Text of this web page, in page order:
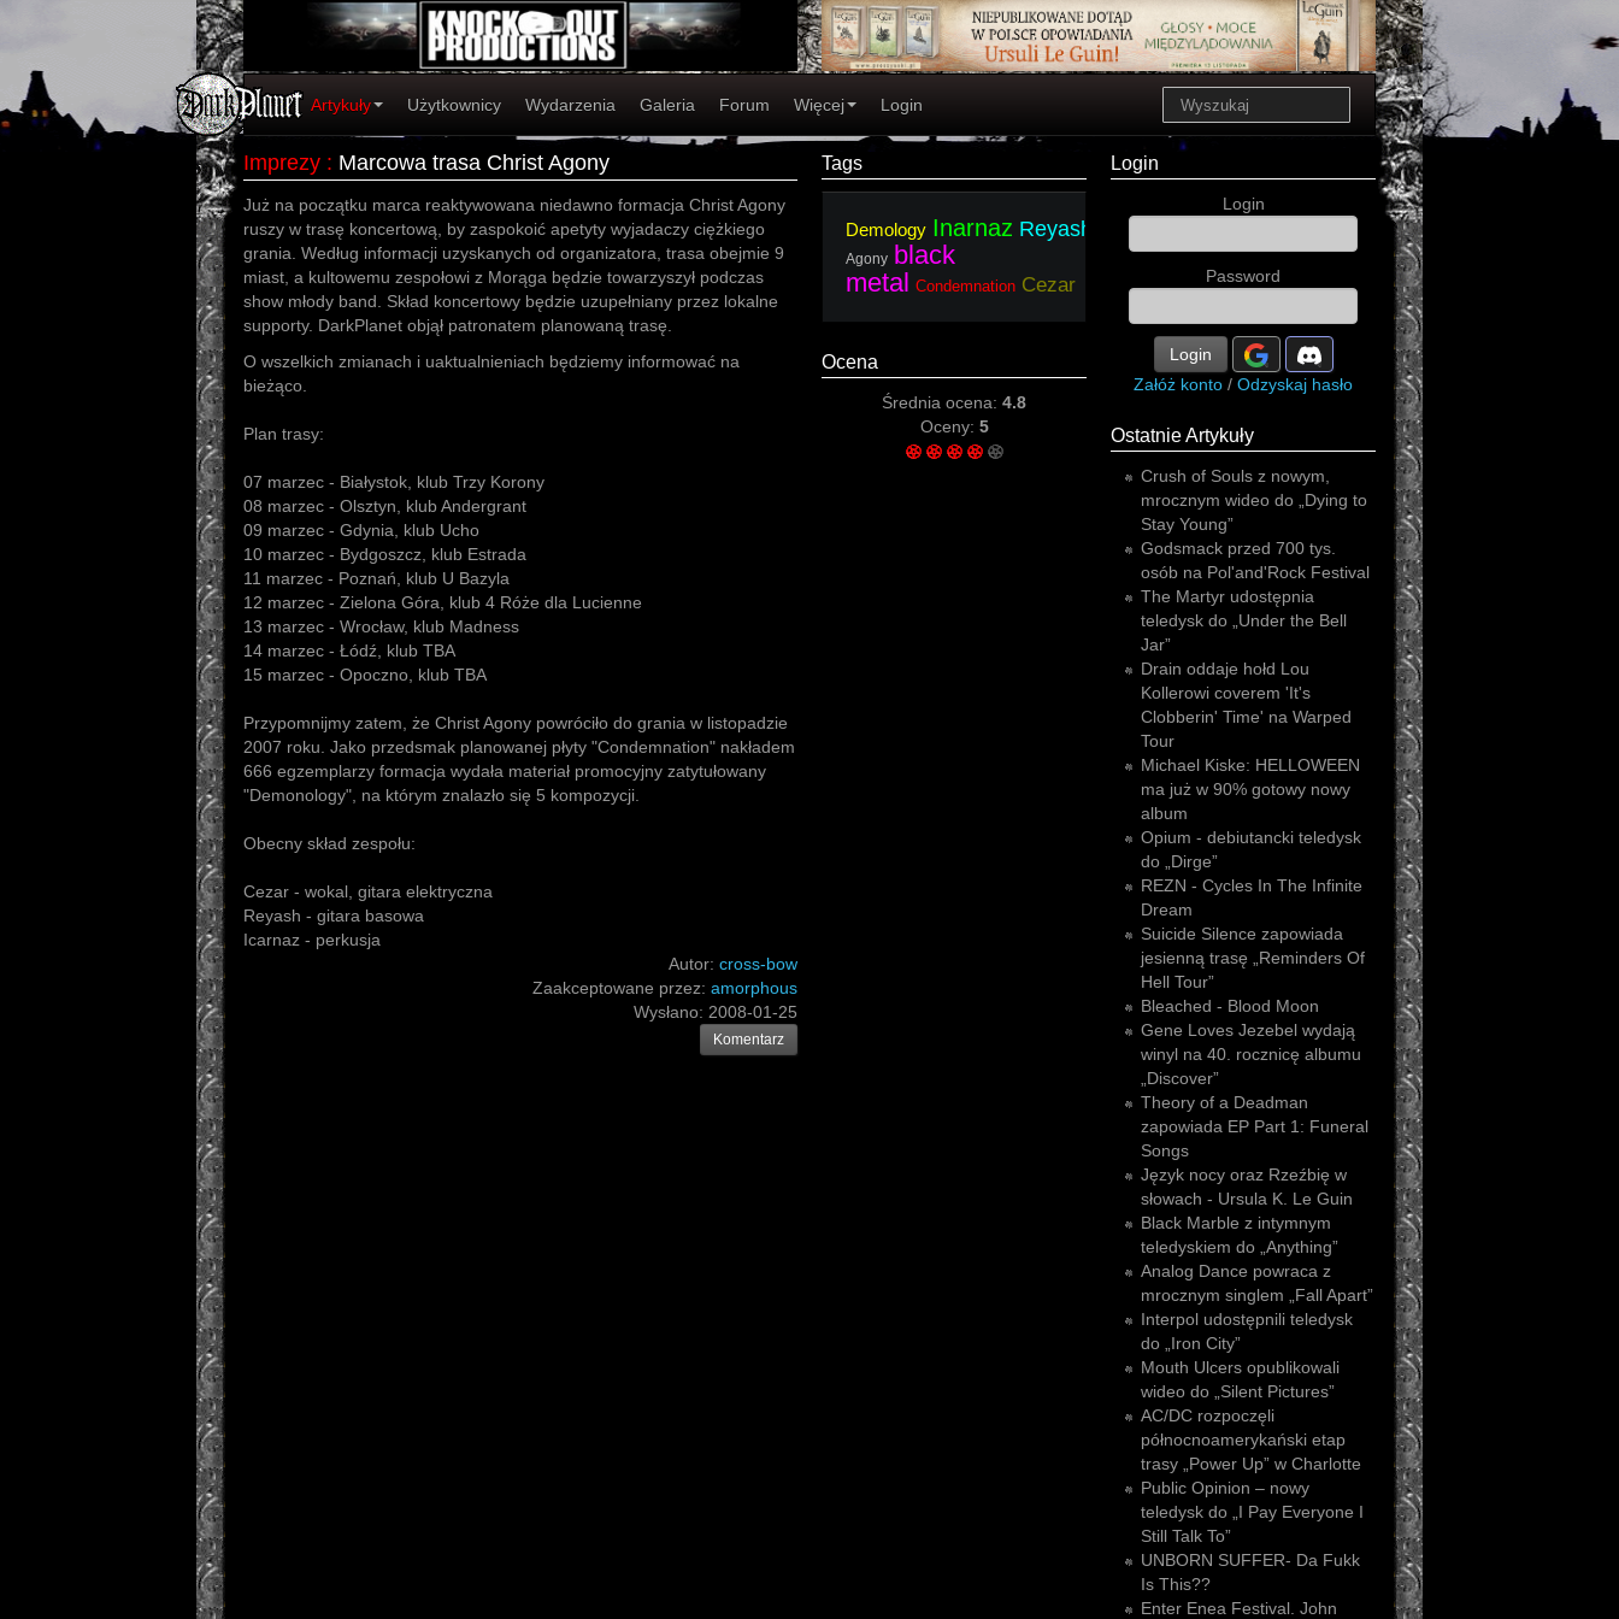
Artykuły Użytkownicy Wydarzenia Galeria Forum Więcej Login
Imprezy : Marcowa trasa Christ Agony
Już na początku marca reaktywowana niedawno formacja Christ Agony
ruszy w trasę koncertową, by zaspokoić apetyty wyjadaczy ciężkiego
grania. Według informacji uzyskanych od organizatora, trasa obejmie 9
miast, a kultowemu zespołowi z Morąga będzie towarzyszył podczas
show młody band. Skład koncertowy będzie uzupełniany przez lokalne
supporty. DarkPlanet objął patronatem planowaną trasę.
O wszelkich zmianach i uaktualnieniach będziemy informować na
bieżąco.
Plan trasy:
07 marzec - Białystok, klub Trzy Korony
08 marzec - Olsztyn, klub Andergrant
09 marzec - Gdynia, klub Ucho
10 marzec - Bydgoszcz, klub Estrada
11 marzec - Poznań, klub U Bazyla
12 marzec - Zielona Góra, klub 4 Róże dla Lucienne
13 marzec - Wrocław, klub Madness
14 marzec - Łódź, klub TBA
15 marzec - Opoczno, klub TBA
Przypomnijmy zatem, że Christ Agony powróciło do grania w listopadzie
2007 roku. Jako przedsmak planowanej płyty "Condemnation" nakładem
666 egzemplarzy formacja wydała materiał promocyjny zatytułowany
"Demonology", na którym znalazło się 5 kompozycji.
Obecny skład zespołu:
Cezar - wokal, gitara elektryczna
Reyash - gitara basowa
Icarnaz - perkusja
Autor: cross-bow
Zaakceptowane przez: amorphous
Wysłano: 2008-01-25
Komentarz
Tags
Demology Inarnaz Reyash
Agony black
metal Condemnation Cezar
Ocena
Średnia ocena: 4.8
Oceny: 5
Login
Login
Password
Login
Załóż konto / Odzyskaj hasło
Ostatnie Artykuły
Crush of Souls z nowym,
mrocznym wideo do „Dying to
Stay Young”
Godsmack przed 700 tys.
osób na Pol'and'Rock Festival
The Martyr udostępnia
teledysk do „Under the Bell
Jar”
Drain oddaje hołd Lou
Kollerowi coverem 'It's
Clobberin' Time' na Warped
Tour
Michael Kiske: HELLOWEEN
ma już w 90% gotowy nowy
album
Opium - debiutancki teledysk
do „Dirge”
REZN - Cycles In The Infinite
Dream
Suicide Silence zapowiada
jesienną trasę „Reminders Of
Hell Tour”
Bleached - Blood Moon
Gene Loves Jezebel wydają
winyl na 40. rocznicę albumu
„Discover”
Theory of a Deadman
zapowiada EP Part 1: Funeral
Songs
Język nocy oraz Rzeźbię w
słowach - Ursula K. Le Guin
Black Marble z intymnym
teledyskiem do „Anything”
Analog Dance powraca z
mrocznym singlem „Fall Apart”
Interpol udostępnili teledysk
do „Iron City”
Mouth Ulcers opublikowali
wideo do „Silent Pictures”
AC/DC rozpoczęli
północnoamerykański etap
trasy „Power Up” w Charlotte
Public Opinion – nowy
teledysk do „I Pay Everyone I
Still Talk To”
UNBORN SUFFER- Da Fukk
Is This??
Enter Enea Festival. John